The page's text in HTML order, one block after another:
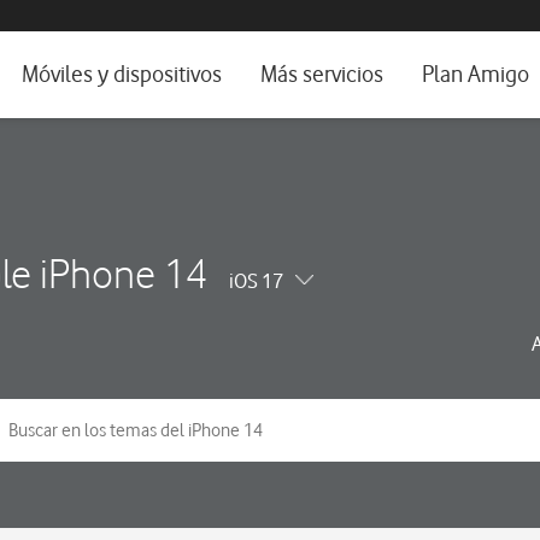
e idioma
Móviles y dispositivos Más servicios Plan Amigo
iPhone 14 iOS 17